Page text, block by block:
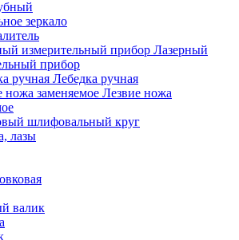
зеркало
Лазерный
прибор
Лебедка ручная
Лезвие ножа
шлифовальный круг
лазы
валик